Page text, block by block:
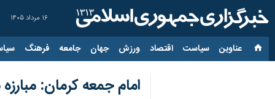
۱۶ مرداد ۱۴۰۵
عناوین‌ سیاست اقتصاد ورزش جهان جامعه فرهنگ
امام جمعه کرمان: